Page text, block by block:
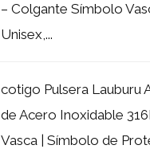
– Colgante Símbolo
Unisex,...
cotigo Pulsera Lauburu
de Acero Inoxidable
Vasca | Símbolo de